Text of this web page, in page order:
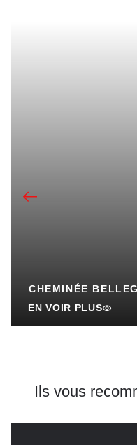
CHEMINÉE
EN VOIR PLUS
Ils vous